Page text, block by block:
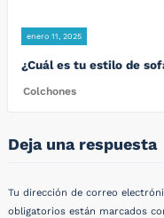
enero 11, 2025
¿Cuál es tu estilo de
Colchones
Deja una respuesta
Tu dirección de correo
obligatorios están marcados